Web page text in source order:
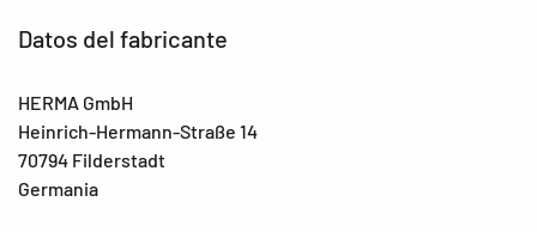
Datos del fabricante
HERMA GmbH
Heinrich-Hermann-Straße 14
70794 Filderstadt
Germania